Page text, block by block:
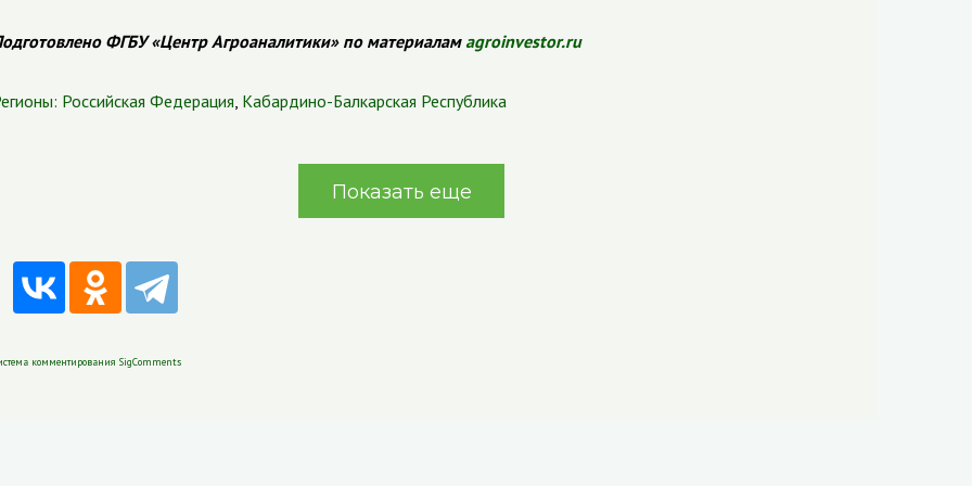
ФГБУ «Центр Агроаналитики» по материаламagroinvestor.ru
Российская Федерация, Кабардино-Балкарская Республика
Показать еще
комментирования SigComments